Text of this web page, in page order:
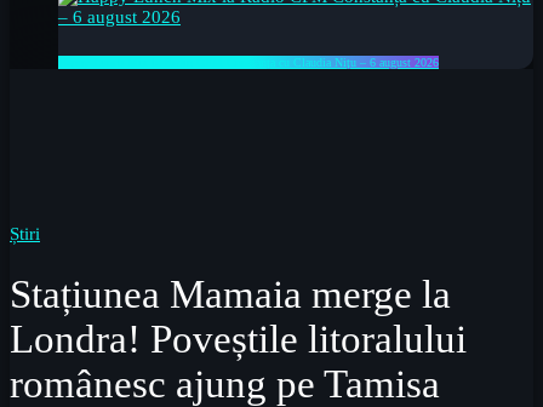
Happy Lunch Mix la Radio CFM Constanța cu Claudia Nițu – 6 august 2026
Știri
Stațiunea Mamaia merge la
Londra! Poveștile litoralului
românesc ajung pe Tamisa